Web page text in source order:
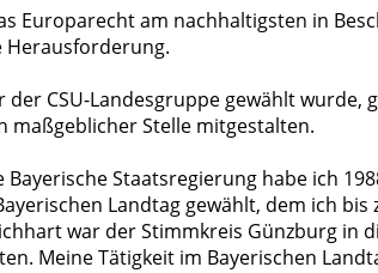
Europarecht am nachhaltigsten in
Herausforderung.
der CSU-Landesgruppe gewählt
Stelle mitgestalten.
Staatsregierung habe ich
Landtag gewählt, dem ich
war der Stimmkreis Günzburg
Meine Tätigkeit im Bayerischen